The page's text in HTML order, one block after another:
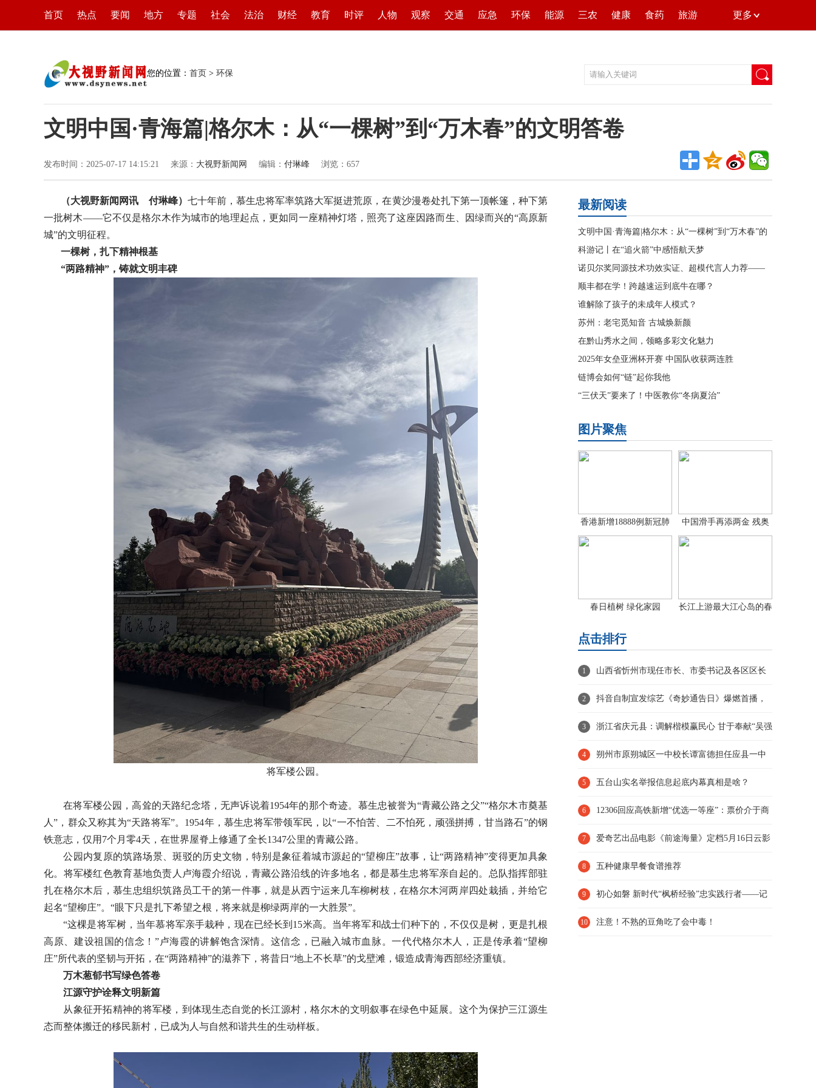
首页 热点 要闻 地方 专题 社会 法治 财经 教育 时评 人物 观察 交通 应急 环保 能源 三农 健康 食药 旅游 更多
您的位置： 首页 > 环保
文明中国·青海篇|格尔木：从“一棵树”到“万木春”的文明答卷
发布时间：2025-07-17 14:15:21 来源： 大视野新闻网 编辑： 付琳峰 浏览： 657
（大视野新闻网讯 付琳峰） 七十年前，慕生忠将军率筑路大军挺进荒原，在黄沙漫卷处扎下第一顶帐篷，种下第
一批树木——它不仅是格尔木作为城市的地理起点，更如同一座精神灯塔，照亮了这座因路而生、因绿而兴的“高原新
城”的文明征程。
一棵树，扎下精神根基
“两路精神”，铸就文明丰碑
将军楼公园。
在将军楼公园，高耸的天路纪念塔，无声诉说着1954年的那个奇迹。慕生忠被誉为“青藏公路之父”“格尔木市奠基
人”，群众又称其为“天路将军”。1954年，慕生忠将军带领军民，以“一不怕苦、二不怕死，顽强拼搏，甘当路石”的钢
铁意志，仅用7个月零4天，在世界屋脊上修通了全长1347公里的青藏公路。
公园内复原的筑路场景、斑驳的历史文物，特别是象征着城市源起的“望柳庄”故事，让“两路精神”变得更加具象
化。将军楼红色教育基地负责人卢海霞介绍说，青藏公路沿线的许多地名，都是慕生忠将军亲自起的。总队指挥部驻
扎在格尔木后，慕生忠组织筑路员工干的第一件事，就是从西宁运来几车柳树枝，在格尔木河两岸四处栽插，并给它
起名“望柳庄”。“眼下只是扎下希望之根，将来就是柳绿两岸的一大胜景”。
“这棵是将军树，当年慕将军亲手栽种，现在已经长到15米高。当年将军和战士们种下的，不仅仅是树，更是扎根
高原、建设祖国的信念！”卢海霞的讲解饱含深情。这信念，已融入城市血脉。一代代格尔木人，正是传承着“望柳
庄”所代表的坚韧与开拓，在“两路精神”的滋养下，将昔日“地上不长草”的戈壁滩，锻造成青海西部经济重镇。
万木葱郁书写绿色答卷
江源守护诠释文明新篇
从象征开拓精神的将军楼，到体现生态自觉的长江源村，格尔木的文明叙事在绿色中延展。这个为保护三江源生
态而整体搬迁的移民新村，已成为人与自然和谐共生的生动样板。
最新阅读
文明中国·青海篇|格尔木：从“一棵树”到“万木春”的
文明答卷
科游记丨在“追火箭”中感悟航天梦
诺贝尔奖同源技术功效实证、超模代言人力荐——
贝亲婴儿仿生胎脂
顺丰都在学！跨越速运到底牛在哪？
谁解除了孩子的未成年人模式？
苏州：老宅觅知音 古城焕新颜
在黔山秀水之间，领略多彩文化魅力
2025年女垒亚洲杯开赛 中国队收获两连胜
链博会如何“链”起你我他
“三伏天”要来了！中医教你“冬病夏治”
图片聚焦
香港新增18888例新冠肺
炎确诊病
中国滑手再添两金 残奥
单板滑雪
春日植树 绿化家园
长江上游最大江心岛的春
点击排行
1 山西省忻州市现任市长、市委书记及各区区长
2 抖音自制宣发综艺《奇妙通告日》爆燃首播，
携手《解密》剧组共闯奇
3 浙江省庆元县：调解楷模赢民心 甘于奉献“吴强
忠“
4 朔州市原朔城区一中校长谭富德担任应县一中
校长！
5 五台山实名举报信息起底内幕真相是啥？
6 12306回应高铁新增“优选一等座”：票价介于商
务座和一等座之间
7 爱奇艺出品电影《前途海量》定档5月16日云影
院独播 包贝尔明道演
8 五种健康早餐食谱推荐
9 初心如磐 新时代“枫桥经验”忠实践行者——记
全国十大法制新闻
10 注意！不熟的豆角吃了会中毒！